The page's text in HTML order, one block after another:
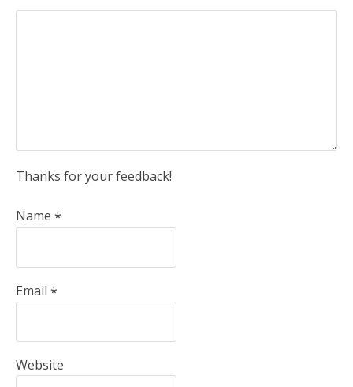
Thanks for your feedback!
Name *
Email *
Website